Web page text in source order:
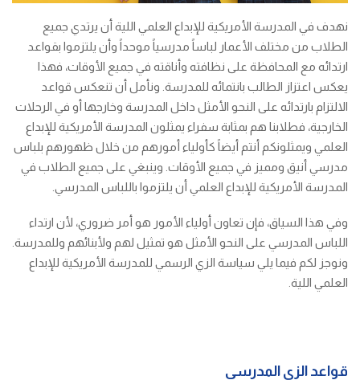
نهدف في المدرسة الأمريكية للإبداع العلمي اللية أن يرتدي جميع
الطلاب من مختلف الأعمار لباساً مدرسياً موحداً وأن يلتزموا بقواعد
ارتدائه مع المحافظة على نظافته وأناقته في جميع الأوقات، فهذا
يعكس اعتزاز الطالب بانتمائه للمدرسة. ونأمل أن تنعكس قواعد
الالتزام بارتدائه على النحو الأمثل داخل المدرسة وخارجها أو في الرحلات
الخارجية، فطلابنا هم بمثابة سفراء يمثلون المدرسة الأمريكية للإبداع
العلمي ويمثلونكم أنتم أيضاً كأولياء أمورهم من خلال ظهورهم بلباس
مدرسي أنيق ومميز في جميع الأوقات. وينبغي على جميع الطلاب في
المدرسة الأمريكية للإبداع العلمي أن يلتزموا باللباس المدرسي.
وفي هذا السياق، فإن تعاون أولياء الأمور هو أمر ضروري، لأن ارتداء
اللباس المدرسي على النحو الأمثل هو تمثيل لهم ولأبنائهم وللمدرسة.
ونوجز لكم فيما يلي سياسة الزي الرسمي للمدرسة الأمريكية للإبداع
العلمي اللية.
قواعد الزي المدرسي